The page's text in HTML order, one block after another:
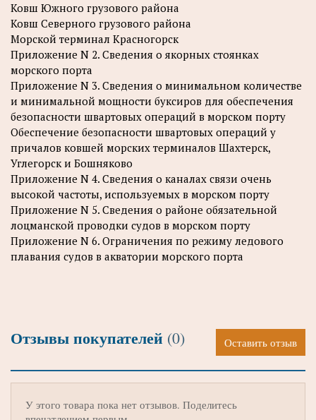
Ковш Южного грузового района
Ковш Северного грузового района
Морской терминал Красногорск
Приложение N 2. Сведения о якорных стоянках
морского порта
Приложение N 3. Сведения о минимальном количестве
и минимальной мощности буксиров для обеспечения
безопасности швартовых операций в морском порту
Обеспечение безопасности швартовых операций у
причалов ковшей морских терминалов Шахтерск,
Углегорск и Бошняково
Приложение N 4. Сведения о каналах связи очень
высокой частоты, используемых в морском порту
Приложение N 5. Сведения о районе обязательной
лоцманской проводки судов в морском порту
Приложение N 6. Ограничения по режиму ледового
плавания судов в акватории морского порта
Отзывы покупателей (0) Оставить отзыв
У этого товара пока нет отзывов. Поделитесь